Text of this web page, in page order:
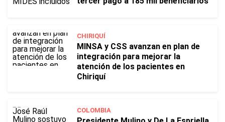
CHIRIQUÍ
MINSA y CSS avanzan en plan de
integración para mejorar la
atención de los pacientes en
Chiriquí
COLOMBIA